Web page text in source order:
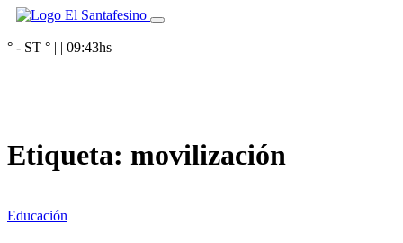
° - ST ° | | 09:43hs
Etiqueta: movilización
Educación